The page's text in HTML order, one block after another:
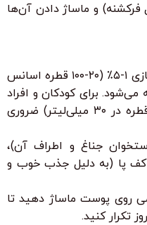
فرکشنه) و ماساژ دادن آن‌ها
برای بزرگسالان، رقیق‌سازی ۱-۵٪ (۲۰-۱۰۰ قطره اسانس
می‌شود. برای کودکان و افراد
حساس، رقیق‌سازی ۰.۵-۱٪ (۱۰-۲۰ قطره در ۳۰ میلی‌لیتر) ضروری
جناغ و اطراف آن)،
کف پا (به دلیل جذب خوب و
روی پوست ماساژ دهید تا